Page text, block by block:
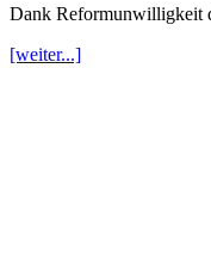
Dank Reformunwilligkeit
[weiter...]